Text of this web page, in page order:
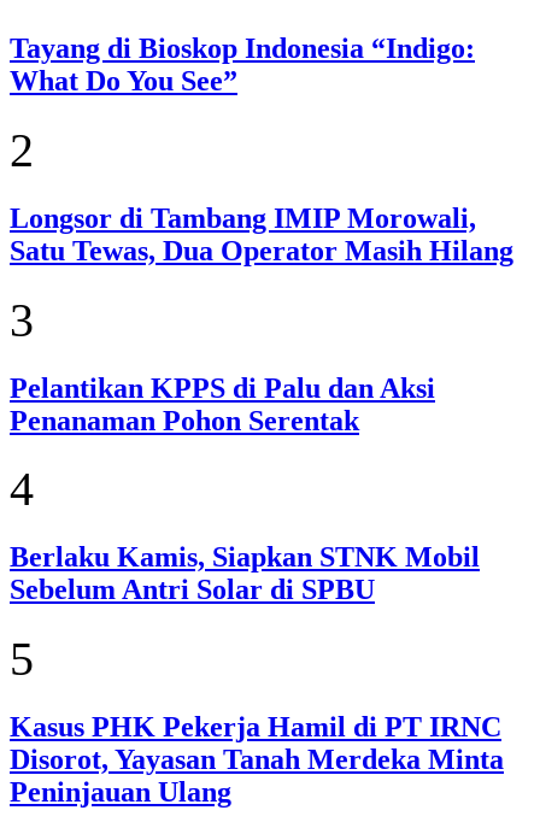
Tayang di Bioskop Indonesia “Indigo:
What Do You See”
2
Longsor di Tambang IMIP Morowali,
Satu Tewas, Dua Operator Masih Hilang
3
Pelantikan KPPS di Palu dan Aksi
Penanaman Pohon Serentak
4
Berlaku Kamis, Siapkan STNK Mobil
Sebelum Antri Solar di SPBU
5
Kasus PHK Pekerja Hamil di PT IRNC
Disorot, Yayasan Tanah Merdeka Minta
Peninjauan Ulang